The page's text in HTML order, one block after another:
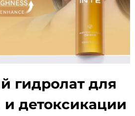
гидролат для
детоксикации